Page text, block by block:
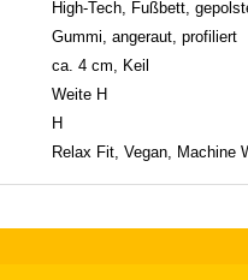
High-Tech, Fußbett,
Gummi, angeraut, profiliert
ca. 4 cm, Keil
Weite H
H
Relax Fit, Vegan, Machine